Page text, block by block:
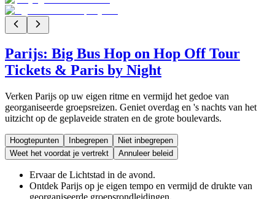
Parijs: Big Bus Hop on Hop Off Tour
Tickets & Paris by Night
Verken Parijs op uw eigen ritme en vermijd het gedoe van
georganiseerde groepsreizen. Geniet overdag en 's nachts van het
uitzicht op de geplaveide straten en de grote boulevards.
Hoogtepunten Inbegrepen
Niet inbegrepen
Weet het voordat je vertrekt
Annuleer beleid
Ervaar de Lichtstad in de avond.
Ontdek Parijs op je eigen tempo en vermijd de drukte van